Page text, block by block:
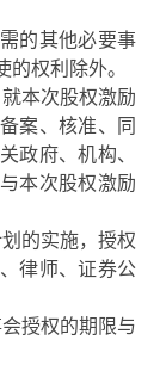
的其他必要事
权利除外。
本次股权激励
案、核准、同
政府、机构、
本次股权激励
的实施，授权
律师、证券公
授权的期限与